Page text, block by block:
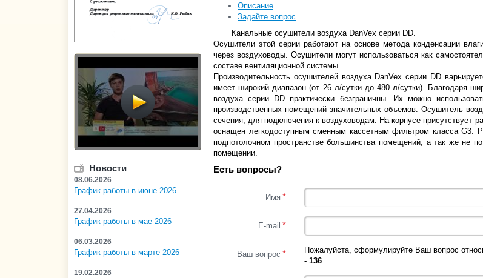
Новости
08.06.2026
График работы в июне 2026
27.04.2026
График работы в мае 2026
06.03.2026
График работы в марте 2026
19.02.2026
Описание
Задайте вопрос
Канальные осушители воздуха DanVex серии DD.
Осушители этой серии работают на основе метода конденсации
через воздуховоды. Осушители могут использоваться как
составе вентиляционной системы.
Производительность осушителей воздуха DanVex серии DD
имеет широкий диапазон (от 26 л/сутки до 480 л/сутки). Благодаря
воздуха серии DD практически безграничны. Их можно
производственных помещений значительных объемов. Осушитель
сечения; для подключения к воздуховодам. На корпусе присутствует
оснащен легкодоступным сменным кассетным фильтром класса G3.
подпотолочном пространстве большинства помещений, а так же не
помещении.
Есть вопросы?
Имя *
E-mail *
Ваш вопрос * Пожалуйста, сформулируйте Ваш вопрос
- 136